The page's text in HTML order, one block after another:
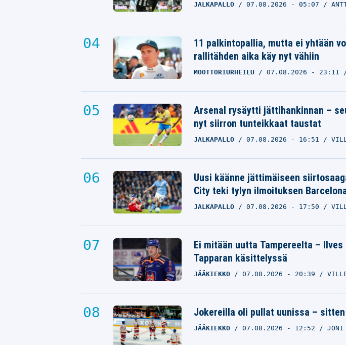
JALKAPALLO 07.08.2026 - 05:07
11 palkintopallia, mutta ei yhtään
rallitähden aika käy nyt vähiin
MOOTTORIURHEILU 07.08.2026 - 23:11
Arsenal rysäytti jättihankinnan –
nyt siirron tunteikkaat taustat
JALKAPALLO 07.08.2026 - 16:51
Uusi käänne jättimäiseen
City teki tylyn ilmoituksen
JALKAPALLO 07.08.2026 - 17:50
Ei mitään uutta Tampereelta –
Tapparan käsittelyssä
JÄÄKIEKKO 07.08.2026 - 20:39
Jokereilla oli pullat uunissa –
JÄÄKIEKKO 07.08.2026 - 12:52 JONI